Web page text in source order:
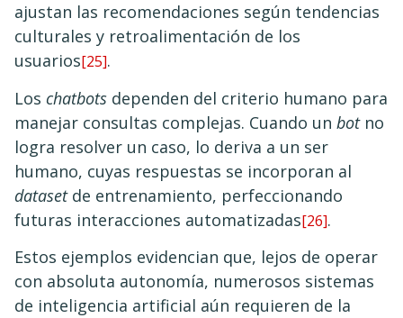
ajustan las recomendaciones según tendencias
culturales y retroalimentación de los
usuarios[25].
Los chatbots dependen del criterio humano para
manejar consultas complejas. Cuando un botno
logra resolver un caso, lo deriva a un ser
humano, cuyas respuestas se incorporan al
datasetde entrenamiento, perfeccionando
futuras interacciones automatizadas[26].
Estos ejemplos evidencian que, lejos de operar
con absoluta autonomía, numerosos sistemas
de inteligencia artificial aún requieren de la